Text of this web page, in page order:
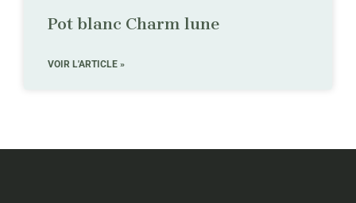
Pot blanc Charm lune
VOIR L'ARTICLE »